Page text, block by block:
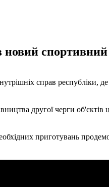
справ республіки,
другої черги
приготувань